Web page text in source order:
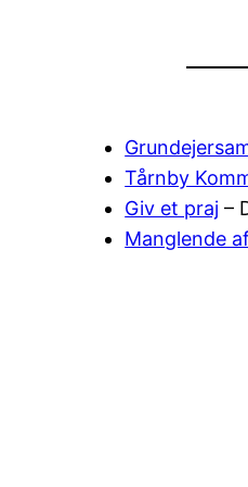
Tårnby
Giv et praj –
Manglende